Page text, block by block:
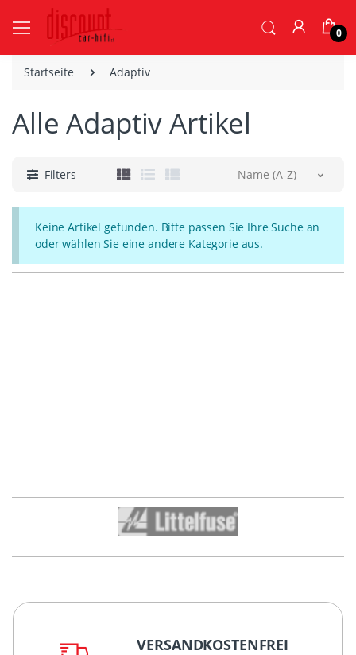
0
Startseite Adaptiv
Alle Adaptiv Artikel
Filters Name (A-Z)
Keine Artikel gefunden. Bitte passen Sie Ihre Suche an
oder wählen Sie eine andere Kategorie aus.
VERSANDKOSTENFREI